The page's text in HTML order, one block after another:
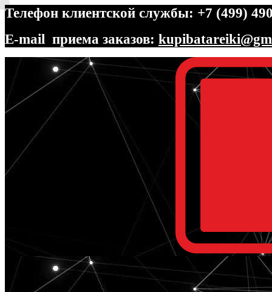
Телефон клиентской службы: +7 (499)
E-mail приема заказов:
Перейти
навигации
Перейти
содержимому